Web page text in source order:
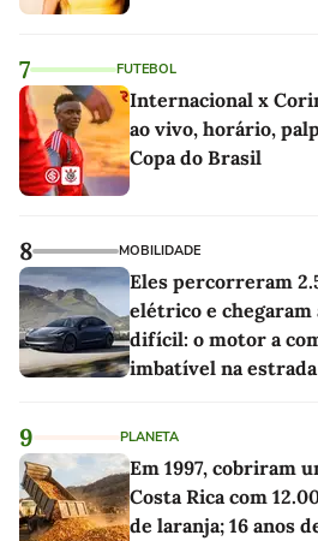
7 FUTEBOL
Internacional x
ao vivo, horário,
Copa do Brasil
8 MOBILIDADE
Eles percorreram
elétrico e chegaram
difícil: o motor a
imbatível na estrada
9 PLANETA
Em 1997, cobriram
Costa Rica com
de laranja; 16 anos